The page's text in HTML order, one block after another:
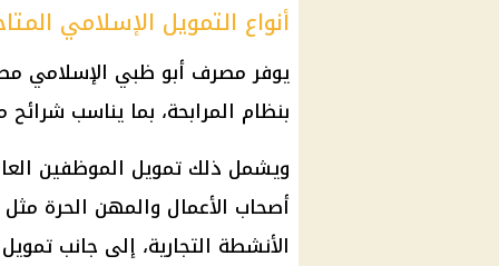
أنواع التمويل الإسلامي
يوفر مصرف أبو ظبي الإسلامي
بنظام المرابحة، بما يناسب
ويشمل ذلك تمويل الموظفين
أصحاب الأعمال والمهن الحرة
الأنشطة التجارية، إلى جانب